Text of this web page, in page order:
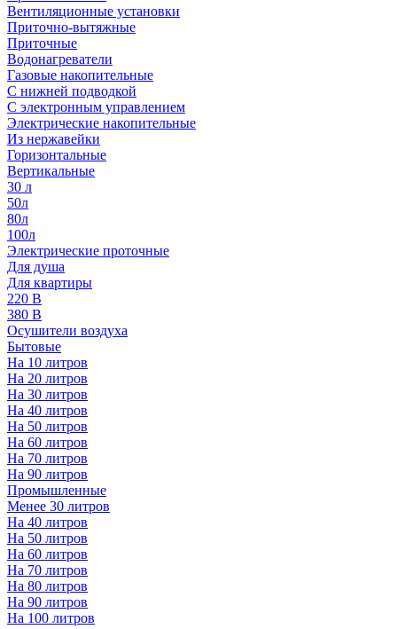
Вентиляционные установки
Приточно-вытяжные
Приточные
Водонагреватели
Газовые накопительные
С нижней подводкой
С электронным управлением
Электрические накопительные
Из нержавейки
Горизонтальные
Вертикальные
30 л
50л
80л
100л
Электрические проточные
Для душа
Для квартиры
220 В
380 В
Осушители воздуха
Бытовые
На 10 литров
На 20 литров
На 30 литров
На 40 литров
На 50 литров
На 60 литров
На 70 литров
На 90 литров
Промышленные
Менее 30 литров
На 40 литров
На 50 литров
На 60 литров
На 70 литров
На 80 литров
На 90 литров
На 100 литров